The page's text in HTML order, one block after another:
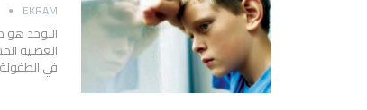
EKRAM
التوحد هو
العصبية
في